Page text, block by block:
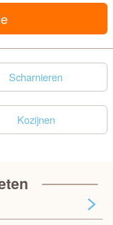
Scharnieren
Kozijnen